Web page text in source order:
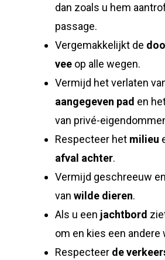
dan zoals u hem
passage.
Vergemakkelijkt de
vee op alle wegen.
Vermijd het verlaten
aangegeven pad en
van privé-
Respecteer het milieu
afval achter.
Vermijd geschreeuw
van wilde dieren.
Als u een jachtbord
om en kies een andere
Respecteer de